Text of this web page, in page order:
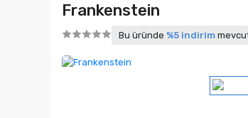
Frankenstein
Bu üründe %5 indirim